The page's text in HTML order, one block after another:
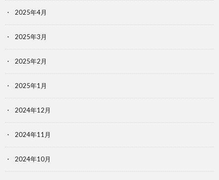
2025年4月
2025年3月
2025年2月
2025年1月
2024年12月
2024年11月
2024年10月